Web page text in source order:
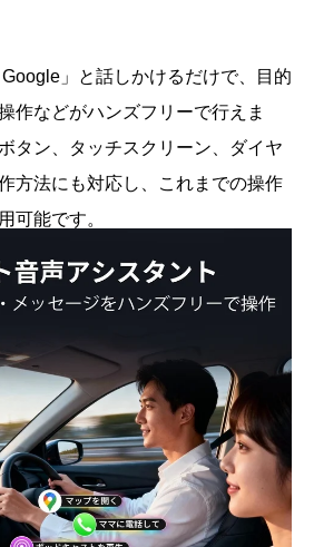
Google」と話しかけるだけで、目的
作などがハンズフリーで行えま
タン、タッチスクリーン、ダイヤ
方法にも対応し、これまでの操作
可能です。